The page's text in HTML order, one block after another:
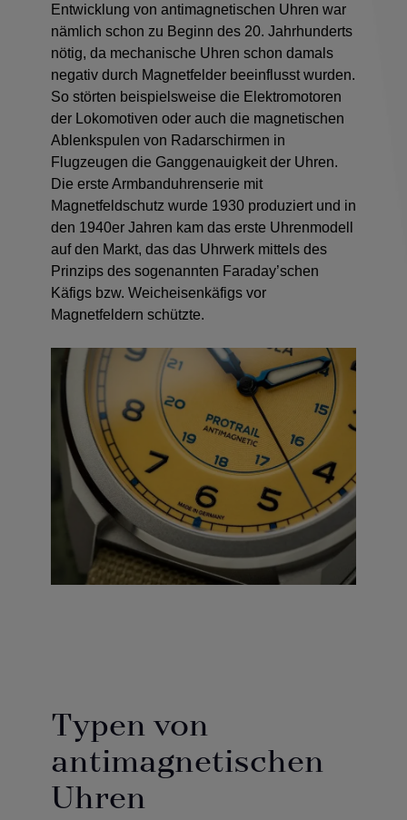
Entwicklung von antimagnetischen Uhren war
nämlich schon zu Beginn des 20. Jahrhunderts
nötig, da mechanische Uhren schon damals
negativ durch Magnetfelder beeinflusst wurden.
So störten beispielsweise die Elektromotoren
der Lokomotiven oder auch die magnetischen
Ablenkspulen von Radarschirmen in
Flugzeugen die Ganggenauigkeit der Uhren.
Die erste Armbanduhrenserie mit
Magnetfeldschutz wurde 1930 produziert und in
den 1940er Jahren kam das erste Uhrenmodell
auf den Markt, das das Uhrwerk mittels des
Prinzips des sogenannten Faraday’schen
Käfigs bzw. Weicheisenkäfigs vor
Magnetfeldern schützte.
Typen von
antimagnetischen
Uhren